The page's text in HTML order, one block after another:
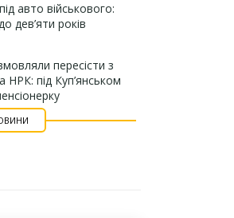
авто військового:
дев’яти років
пересісти з
НРК: під Куп’янськом